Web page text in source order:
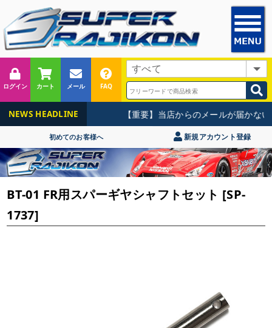
ログイン カート メール FAQ
NEWS HEADLINE 【重要】当店からのメールが届かない
初めてのお客様へ 新規アカウント登録
BT-01 FR用スパーギヤシャフトセット [SP-
1737]